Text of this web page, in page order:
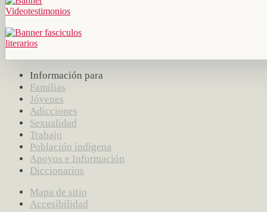
Información para
Familias
Jóvenes
Adicciones
Sexualidad
Trabajo
Población indígena
Apoyos e Información
Diccionarios
Mapa de sitio
Accesibilidad